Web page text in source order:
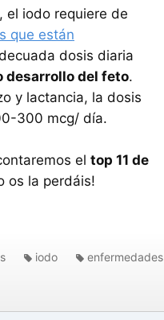
el iodo requiere de
que están
dosis diaria
desarrollo del feto.
y lactancia, la dosis
300 mcg/ día.
el top 11 de
os la perdáis!
iodo enfermedades